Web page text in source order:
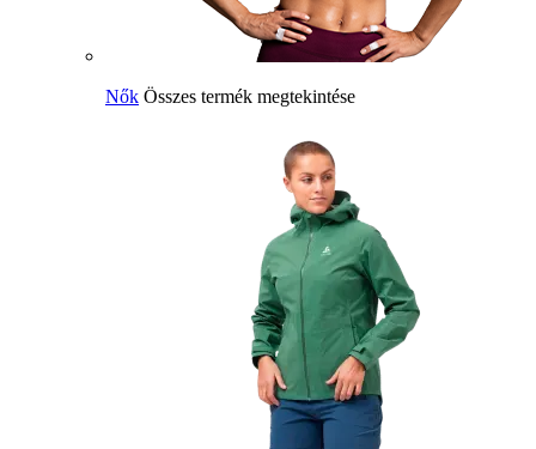
Nők Összes termék megtekintése